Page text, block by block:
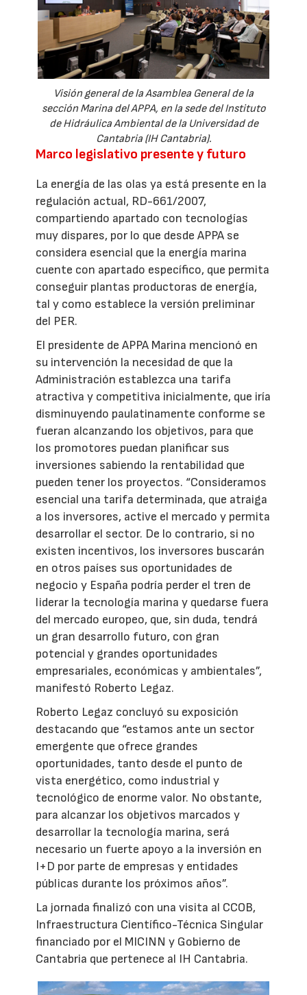
Visión general de la Asamblea General de la
sección Marina del APPA, en la sede del Instituto
de Hidráulica Ambiental de la Universidad de
Cantabria (IH Cantabria).
Marco legislativo presente y futuro
La energía de las olas ya está presente en la
regulación actual, RD-661/2007,
compartiendo apartado con tecnologías
muy dispares, por lo que desde APPA se
considera esencial que la energía marina
cuente con apartado específico, que permita
conseguir plantas productoras de energía,
tal y como establece la versión preliminar
del PER.
El presidente de APPA Marina mencionó en
su intervención la necesidad de que la
Administración establezca una tarifa
atractiva y competitiva inicialmente, que iría
disminuyendo paulatinamente conforme se
fueran alcanzando los objetivos, para que
los promotores puedan planificar sus
inversiones sabiendo la rentabilidad que
pueden tener los proyectos. “Consideramos
esencial una tarifa determinada, que atraiga
a los inversores, active el mercado y permita
desarrollar el sector. De lo contrario, si no
existen incentivos, los inversores buscarán
en otros países sus oportunidades de
negocio y España podría perder el tren de
liderar la tecnología marina y quedarse fuera
del mercado europeo, que, sin duda, tendrá
un gran desarrollo futuro, con gran
potencial y grandes oportunidades
empresariales, económicas y ambientales”,
manifestó Roberto Legaz.
Roberto Legaz concluyó su exposición
destacando que “estamos ante un sector
emergente que ofrece grandes
oportunidades, tanto desde el punto de
vista energético, como industrial y
tecnológico de enorme valor. No obstante,
para alcanzar los objetivos marcados y
desarrollar la tecnología marina, será
necesario un fuerte apoyo a la inversión en
I+D por parte de empresas y entidades
públicas durante los próximos años”.
La jornada finalizó con una visita al CCOB,
Infraestructura Científico-Técnica Singular
financiado por el MICINN y Gobierno de
Cantabria que pertenece al IH Cantabria.